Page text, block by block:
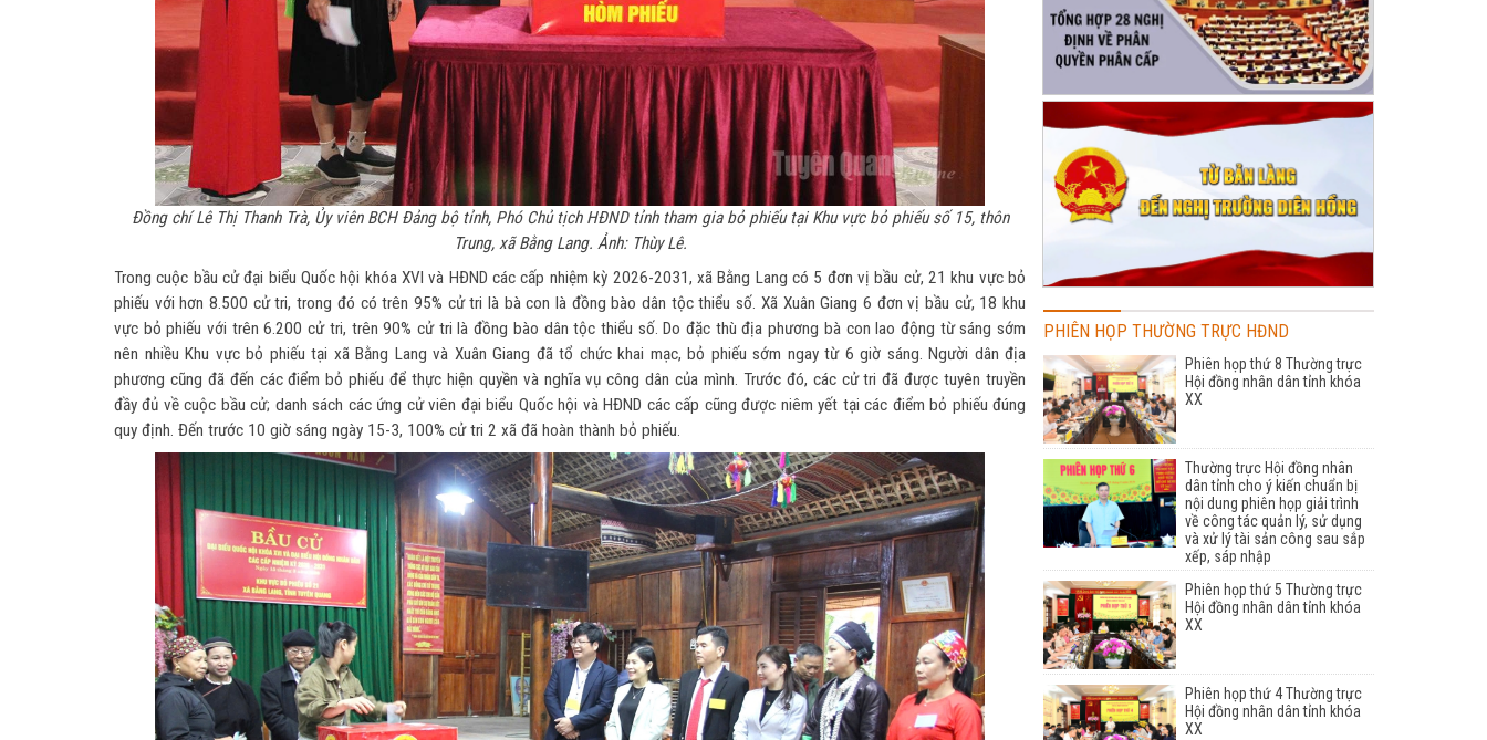
Đồng chí Lê Thị Thanh Trà, Ủy viên BCH Đảng bộ tỉnh, Phó Chủ tịch HĐND tỉnh tham gia bỏ phiếu tại Khu vực bỏ phiếu số 15, thôn
Trung, xã Bằng Lang. Ảnh: Thùy Lê.
Trong cuộc bầu cử đại biểu Quốc hội khóa XVI và HĐND các cấp nhiệm kỳ 2026-2031, xã Bằng Lang có 5 đơn vị bầu cử, 21 khu vực bỏ
phiếu với hơn 8.500 cử tri, trong đó có trên 95% cử tri là bà con là đồng bào dân tộc thiểu số. Xã Xuân Giang 6 đơn vị bầu cử, 18 khu
vực bỏ phiếu với trên 6.200 cử tri, trên 90% cử tri là đồng bào dân tộc thiểu số. Do đặc thù địa phương bà con lao động từ sáng sớm
nên nhiều Khu vực bỏ phiếu tại xã Bằng Lang và Xuân Giang đã tổ chức khai mạc, bỏ phiếu sớm ngay từ 6 giờ sáng. Người dân địa
phương cũng đã đến các điểm bỏ phiếu để thực hiện quyền và nghĩa vụ công dân của mình. Trước đó, các cử tri đã được tuyên truyền
đầy đủ về cuộc bầu cử; danh sách các ứng cử viên đại biểu Quốc hội và HĐND các cấp cũng được niêm yết tại các điểm bỏ phiếu đúng
quy định. Đến trước 10 giờ sáng ngày 15-3, 100% cử tri 2 xã đã hoàn thành bỏ phiếu.
PHIÊN HỌP THƯỜNG TRỰC HĐND
Phiên họp thứ 8 Thường trực
Hội đồng nhân dân tỉnh khóa
XX
Thường trực Hội đồng nhân
dân tỉnh cho ý kiến chuẩn bị
nội dung phiên họp giải trình
về công tác quản lý, sử dụng
và xử lý tài sản công sau sắp
xếp, sáp nhập
Phiên họp thứ 5 Thường trực
Hội đồng nhân dân tỉnh khóa
XX
Phiên họp thứ 4 Thường trực
Hội đồng nhân dân tỉnh khóa
XX